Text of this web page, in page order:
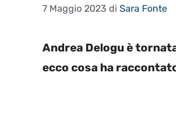
7 Maggio 2023 di Sara Fonte
Andrea Delogu è
ecco cosa ha